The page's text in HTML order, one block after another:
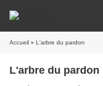
Accueil » L'arbre du pardon
L'arbre du pardon